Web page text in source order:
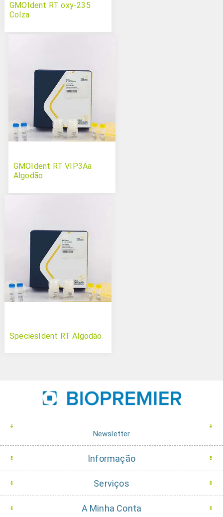
GMOIdent RT oxy-235
Colza
GMOIdent RT VIP3Aa
Algodão
SpeciesIdent RT Algodão
Newsletter
Informação
Serviços
A Minha Conta